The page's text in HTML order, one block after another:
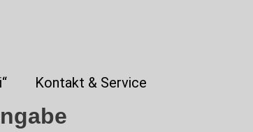
Kontakt & Service